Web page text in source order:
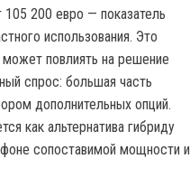
105 200 евро — показатель
использования. Это
может повлиять на решение
спрос: большая часть
дополнительных опций.
как альтернатива гибриду
сопоставимой мощности и